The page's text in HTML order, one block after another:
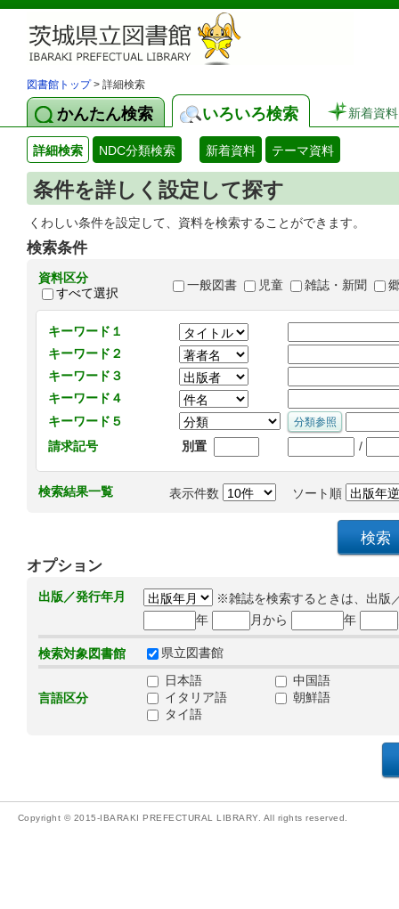
図書館トップ> 詳細検索
かんたん検索 いろいろ検索 新着資料
詳細検索 NDC分類検索 新着資料 テーマ資料
条件を詳しく設定して探す
くわしい条件を設定して、資料を検索することができます。
検索条件
資料区分
すべて選択
一般図書 児童 雑誌・新聞
キーワード１
キーワード２
キーワード３
キーワード４
キーワード５
請求記号
別置 /
検索結果一覧 表示件数 ソート順
オプション
出版／発行年月
※雑誌を検索するときは、出版
年
月から 年
検索対象図書館 県立図書館
言語区分
日本語
中国語
イタリア語
朝鮮語
タイ語
Copyright © 2015-IBARAKI PREFECTURAL LIBRARY. All rights reserved.